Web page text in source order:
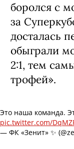
боролся с
за
досталась
обыграли
2:1, тем
трофей».
Это наша команда.
pic.twitter.com/
— ФК «Зенит» ✨